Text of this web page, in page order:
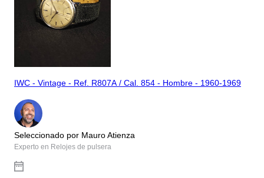
IWC - Vintage - Ref. R807A / Cal. 854 - Hombre - 1960-1969
Seleccionado por Mauro Atienza
Experto en Relojes de pulsera